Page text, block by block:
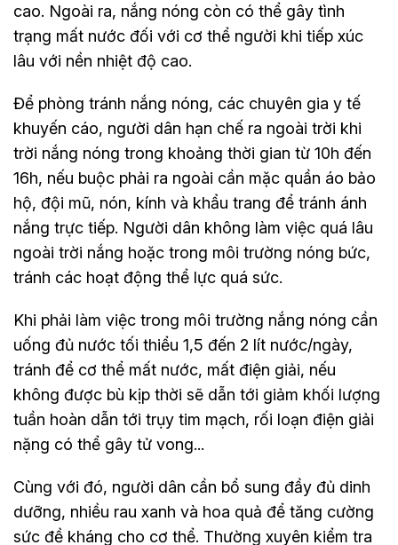
cao. Ngoài ra, nắng nóng còn có thể gây tình
trạng mất nước đối với cơ thể người khi tiếp xúc
lâu với nền nhiệt độ cao.
Để phòng tránh nắng nóng, các chuyên gia y tế
khuyến cáo, người dân hạn chế ra ngoài trời khi
trời nắng nóng trong khoảng thời gian từ 10h đến
16h, nếu buộc phải ra ngoài cần mặc quần áo bảo
hộ, đội mũ, nón, kính và khẩu trang để tránh ánh
nắng trực tiếp. Người dân không làm việc quá lâu
ngoài trời nắng hoặc trong môi trường nóng bức,
tránh các hoạt động thể lực quá sức.
Khi phải làm việc trong môi trường nắng nóng cần
uống đủ nước tối thiểu 1,5 đến 2 lít nước/ngày,
tránh để cơ thể mất nước, mất điện giải, nếu
không được bù kịp thời sẽ dẫn tới giảm khối lượng
tuần hoàn dẫn tới trụy tim mạch, rối loạn điện giải
nặng có thể gây tử vong...
Cùng với đó, người dân cần bổ sung đầy đủ dinh
dưỡng, nhiều rau xanh và hoa quả để tăng cường
sức đề kháng cho cơ thể. Thường xuyên kiểm tra